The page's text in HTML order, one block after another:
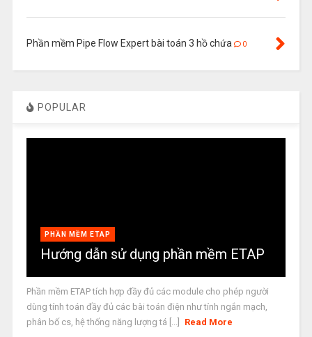
Phần mềm Pipe Flow Expert bài toán 3 hồ chứa 0
POPULAR
PHẦN MỀM ETAP
Hướng dẫn sử dụng phần mềm ETAP
Phần mềm ETAP tích hợp đầy đủ các module cho phép người
dùng tính toán đầy đủ các bài toán điện như tính ngắn mạch,
phân bố cs, hệ thống năng lượng tá [...]
Read More